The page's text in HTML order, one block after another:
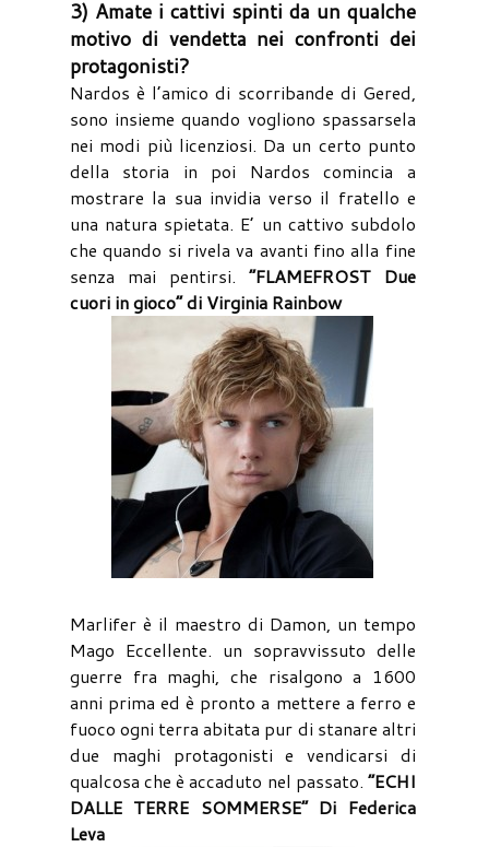
3) Amate i cattivi spinti da un qualche
motivo di vendetta nei confronti dei
protagonisti?
Nardos è l’amico di scorribande di Gered,
sono insieme quando vogliono spassarsela
nei modi più licenziosi. Da un certo punto
della storia in poi Nardos comincia a
mostrare la sua invidia verso il fratello e
una natura spietata. E’ un cattivo subdolo
che quando si rivela va avanti fino alla fine
senza mai pentirsi. “FLAMEFROST Due
cuori in gioco” di Virginia Rainbow
Marlifer è il maestro di Damon, un tempo
Mago Eccellente. un sopravvissuto delle
guerre fra maghi, che risalgono a 1600
anni prima ed è pronto a mettere a ferro e
fuoco ogni terra abitata pur di stanare altri
due maghi protagonisti e vendicarsi di
qualcosa che è accaduto nel passato. “ECHI
DALLE TERRE SOMMERSE” Di Federica
Leva